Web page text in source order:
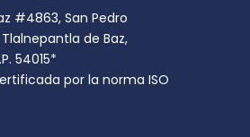
#4863, San Pedro
de Baz,
54015*
por la norma ISO